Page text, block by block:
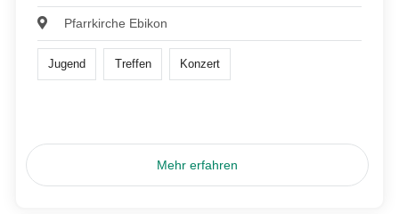
Pfarrkirche Ebikon
Jugend Treffen Konzert
Mehr erfahren